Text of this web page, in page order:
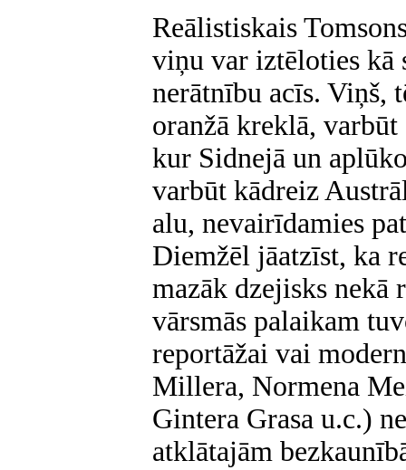
Reālistiskais
viņu var iztēloties kā
nerātnību acīs. Viņš,
oranžā kreklā,
kur Sidnejā un
varbūt kādreiz
alu, nevairīdamies
Diemžēl jāatzīst, ka
mazāk dzejisks nekā
vārsmās palaikam
reportāžai vai
Millera, Normena
Gintera Grasa u.c.)
atklātajām